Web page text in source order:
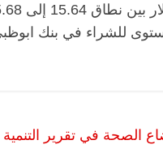
للشراء في بنك
في تقرير التنمية
الرئيسية مصر